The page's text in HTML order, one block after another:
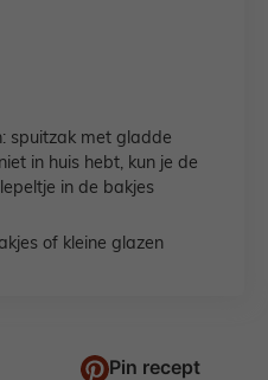
spuitzak met gladde
in huis hebt, kun je de
in de bakjes
of kleine glazen
Pin recept